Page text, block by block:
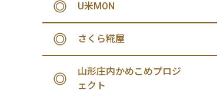
U米MON
さくら糀屋
山形庄内かめこめプロジ
ェクト